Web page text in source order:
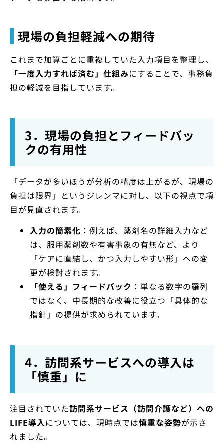
現場の負担軽減への期待
これまで加算ごとに重複していた入力項目を整理し、
「一度入力すれば済む」仕組みにすることで、事務負
担の軽減を目指しています。
3．現場の負担とフィードバッ
クの有用性
「データが多いほうが分析の精度は上がるが、現場の
負担は限界」というジレンマに対し、以下の視点で項
目が見直されます。
入力の簡素化 ：例えば、薬剤名の詳細入力など
は、服用薬剤数や有害事象の有無など、より
「ケアに直結し、かつ入力しやすい形」への変
更が検討されます。
「使える」フィードバック ：単なる数字の羅列
ではなく、中長期的な改善に役立つ「具体的な
指針」の提供が求められています。
4．訪問系サービスへの導入は
「慎重」に
注目されていた訪問系サービス（訪問介護など）への
LIFE導入については、現時点では慎重な姿勢が示さ
れました。